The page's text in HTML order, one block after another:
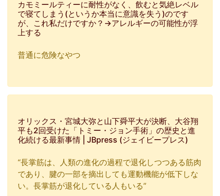
カモミールティーに耐性がなく、飲むと気絶レベル
で寝てしまう(というか本当に意識を失う)のです
が、これ私だけですか？→アレルギーの可能性が浮
上する
普通に危険なやつ
オリックス・宮城大弥と山下舜平大が決断、大谷翔
平も2回受けた「トミー・ジョン手術」の歴史と進
化続ける最新事情 | JBpress (ジェイビープレス)
“長掌筋は、人類の進化の過程で退化しつつある筋肉
であり、腱の一部を摘出しても運動機能が低下しな
い。長掌筋が退化している人もいる”